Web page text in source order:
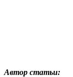
Автор статьи: